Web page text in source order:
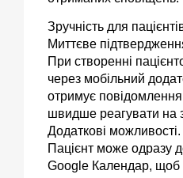
Зручність для
Миттєве
При створенні
через мобільний
отримує
швидше реагувати на
Додаткові можливості.
Пацієнт може одразу
Google Календар, щоб